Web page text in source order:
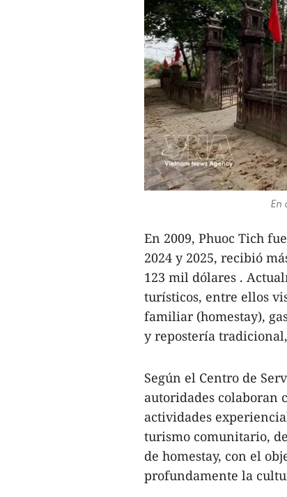
En
En 2009, Phuoc Tich
2024 y 2025, recibió
123 mil dólares .
turísticos, entre ellos
familiar (homestay),
y repostería
Según el Centro de
autoridades colaboran
actividades
turismo comunitario,
de homestay, con el
profundamente la